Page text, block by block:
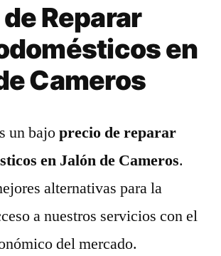
Reparar
en
Cameros
un bajoprecio de reparar
en Jalón de Cameros.
alternativas para la
a nuestros servicios con el
del mercado.